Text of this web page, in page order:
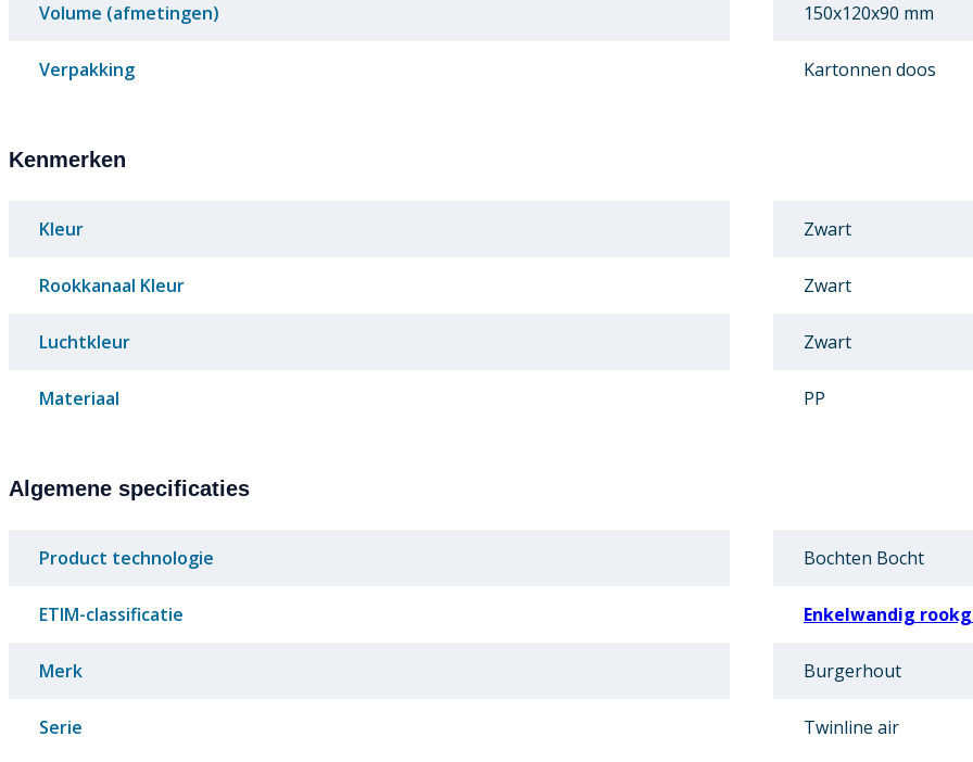
Volume (afmetingen) 150x120x90 mm
Verpakking Kartonnen doos
Kenmerken
Kleur Zwart
Rookkanaal Kleur Zwart
Luchtkleur Zwart
Materiaal PP
Algemene specificaties
Product technologie Bochten Bocht
ETIM-classificatie Enkelwandig
Merk Burgerhout
Serie Twinline air